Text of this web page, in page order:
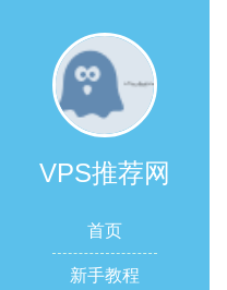
VPS推荐网
首页
新手教程